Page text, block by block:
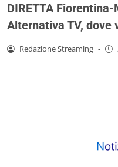
DIRETTA
Alternativa TV, dove
Redazione Streaming -